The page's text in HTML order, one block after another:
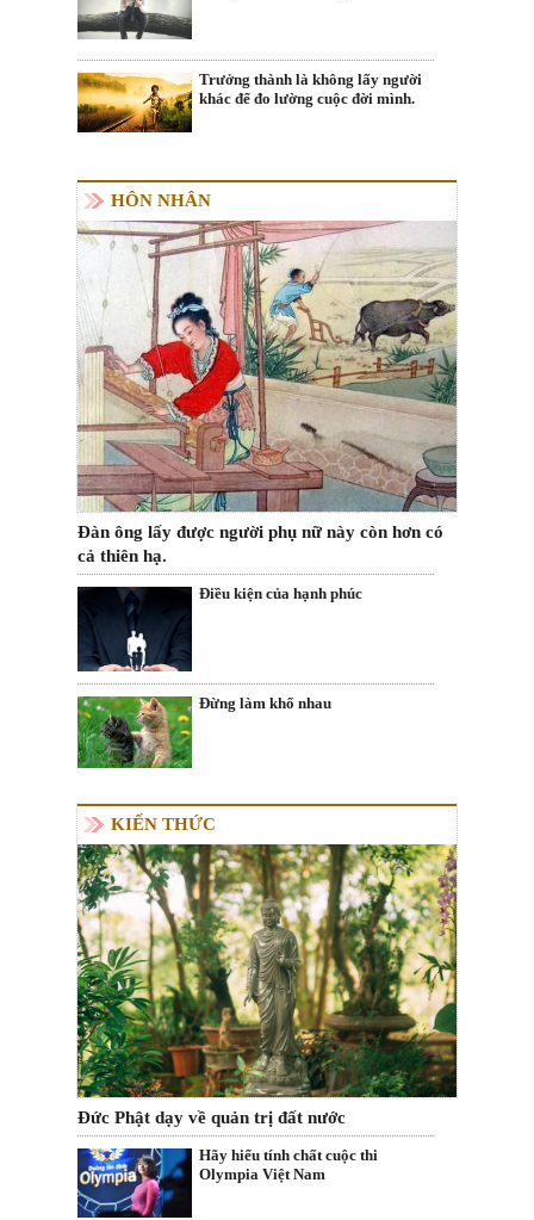
Trưởng thành là không lấy người
khác để đo lường cuộc đời mình.
HÔN NHÂN
Đàn ông lấy được người phụ nữ này còn hơn có
cả thiên hạ.
Điều kiện của hạnh phúc
Đừng làm khổ nhau
KIẾN THỨC
Đức Phật dạy về quản trị đất nước
Hãy hiểu tính chất cuộc thi
Olympia Việt Nam